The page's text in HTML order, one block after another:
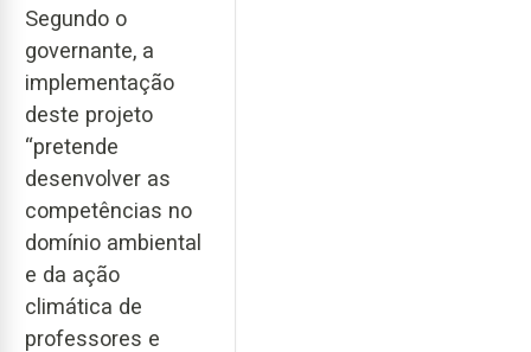
Segundo o
governante, a
implementação
deste projeto
“pretende
desenvolver as
competências no
domínio ambiental
e da ação
climática de
professores e